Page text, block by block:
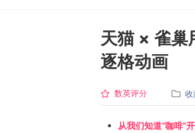
天猫 × 雀
逐格动画
数英评分 收
从我们知道“咖啡”